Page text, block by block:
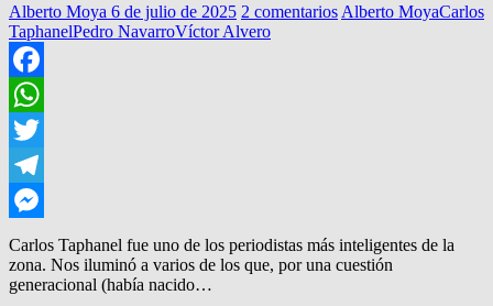
Alberto Moya 6 de julio de 2025 2 comentarios Alberto MoyaCarlos
TaphanelPedro NavarroVíctor Alvero
Facebook
WhatsApp
Twitter
Telegram
Messenger
Carlos Taphanel fue uno de los periodistas más inteligentes de la
zona. Nos iluminó a varios de los que, por una cuestión
generacional (había nacido…